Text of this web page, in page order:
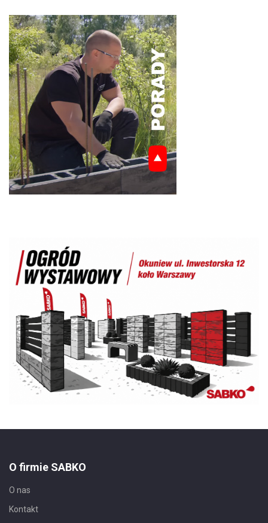
O firmie SABKO
O nas
Kontakt